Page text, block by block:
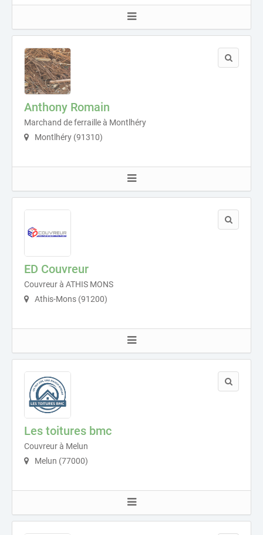
Anthony Romain
Marchand de ferraille à Montlhéry
Montlhéry (91310)
ED Couvreur
Couvreur à ATHIS MONS
Athis-Mons (91200)
Les toitures bmc
Couvreur à Melun
Melun (77000)